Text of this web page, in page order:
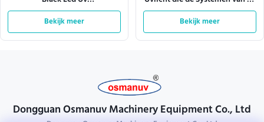
Transportbandsystemen
genezen
Bekijk meer
Machinetransportband
genezen
Bekijk meer
Dongguan Osmanuv Machinery Equipment Co., Ltd